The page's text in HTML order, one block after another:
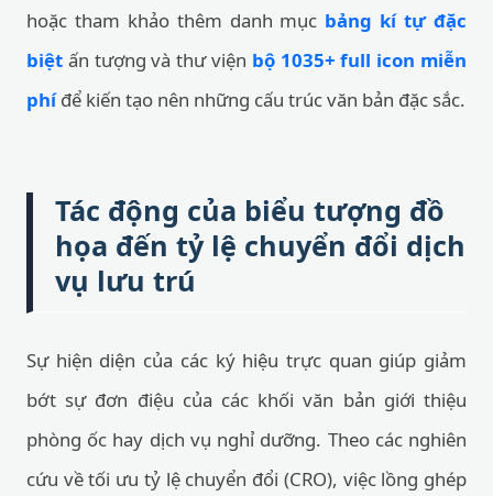
hoặc tham khảo thêm danh mục bảng kí tự đặc
biệt ấn tượng và thư viện bộ 1035+ full icon miễn
phíđể kiến tạo nên những cấu trúc văn bản đặc sắc.
Tác động của biểu tượng đồ
họa đến tỷ lệ chuyển đổi dịch
vụ lưu trú
Sự hiện diện của các ký hiệu trực quan giúp giảm
bớt sự đơn điệu của các khối văn bản giới thiệu
phòng ốc hay dịch vụ nghỉ dưỡng. Theo các nghiên
cứu về tối ưu tỷ lệ chuyển đổi (CRO), việc lồng ghép